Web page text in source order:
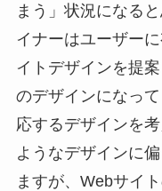
まう」状況になる
イナーはユーザー
イトデザインを提
のデザインになっ
応するデザインを
ようなデザインに
ますが、Webサイ